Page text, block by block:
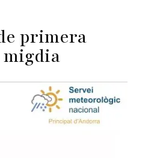
primera
migdia